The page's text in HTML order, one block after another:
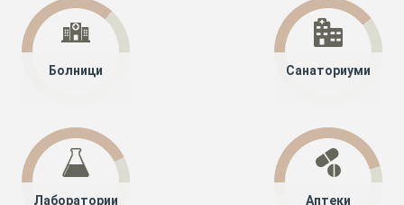
Болници Санаториуми
Лаборатории Аптеки